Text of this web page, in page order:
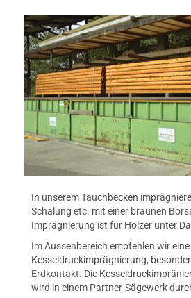
In unserem Tauchbecken
Schalung etc. mit einer braunen
Imprägnierung ist für Hölzer unter
Im Aussenbereich empfehlen wir eine
Kesseldruckimprägnierung,
Erdkontakt. Die
wird in einem Partner-Sägewerk